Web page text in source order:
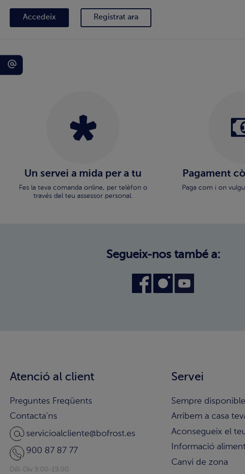
Accedeix Registrat ara
Un servei a mida per a tu
Fes la teva comanda online, per telèfon o
través del teu assessor personal.
Pagament
Paga com i on
Atenció al client
Preguntes Freqüents
Contacta'ns
servicioalcliente@bofrost.es
900 87 87 77
Servei
Sempre
Arribem a casa
Aconsegueix el
Informació
Canvi de zona
Segueix-nos també a: